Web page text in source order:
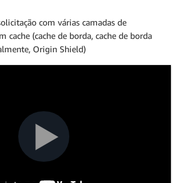
com várias camadas de
cache (cache de borda, cache de borda
Origin Shield)